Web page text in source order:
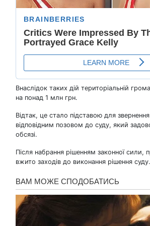
Внаслідок таких дій територіальній
на понад 1 млн грн.
Відтак, це стало підставою для
відповідним позовом до суду, який
обсязі.
Після набрання рішенням законної сили,
вжито заходів до виконання рішення суду.